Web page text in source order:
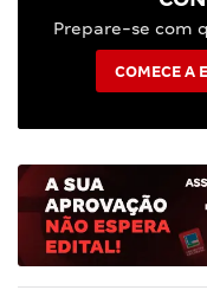
Prepare-se com
COMECE A